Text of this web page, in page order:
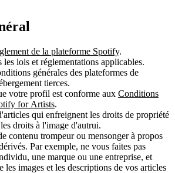
de la plateforme Spotify.
les lois et réglementations applicables.
générales des plateformes de
tierces.
votre profil est conforme aux Conditions
for Artists.
qui enfreignent les droits de propriété
droits à l'image d'autrui.
contenu trompeur ou mensonger à propos
Par exemple, ne vous faites pas
une marque ou une entreprise, et
les images et les descriptions de vos articles